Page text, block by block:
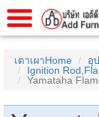
บเราAbout Us
เตาเผาHome
อุ
Ignition
Yamataha